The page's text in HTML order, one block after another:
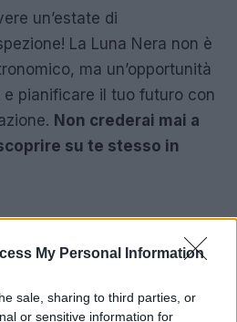
My Personal Information
sale, sharing to third parties, or
or sensitive information for
un’estate di
La Luna Nera non è
ma un’opportunità
pianificare il tuo futuro con
Non crederai mai a
su te stesso in